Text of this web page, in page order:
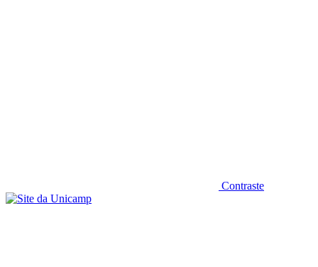
Contraste